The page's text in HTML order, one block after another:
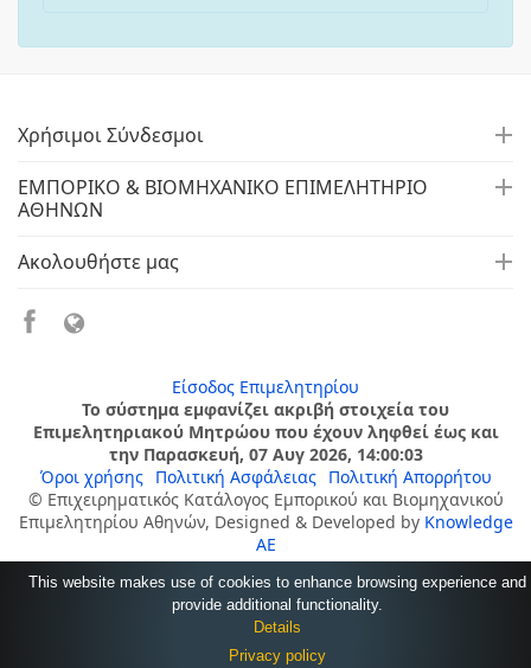
Χρήσιμοι Σύνδεσμοι
ΕΜΠΟΡΙΚΟ & ΒΙΟΜΗΧΑΝΙΚΟ ΕΠΙΜΕΛΗΤΗΡΙΟ
ΑΘΗΝΩΝ
Ακολουθήστε μας
Είσοδος Επιμελητηρίου
Το σύστημα εμφανίζει ακριβή στοιχεία του
Επιμελητηριακού Μητρώου που έχουν ληφθεί έως και
την Παρασκευή, 07 Αυγ 2026, 14:00:03
Όροι χρήσης
Πολιτική Ασφάλειας
Πολιτική Απορρήτου
© Επιχειρηματικός Κατάλογος Εμπορικού και Βιομηχανικού
Επιμελητηρίου Αθηνών, Designed & Developed by Knowledge
AE
This website makes use of cookies to enhance browsing experience and
provide additional functionality.
Details
Privacy policy